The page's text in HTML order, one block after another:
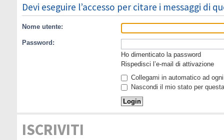
Devi eseguire l’accesso per citare i messaggi di
Nome utente:
Password:
Ho dimenticato la password
Rispedisci l’e-mail di attivazione
Collegami in automatico ad
Nascondi il mio stato per
ISCRIVITI